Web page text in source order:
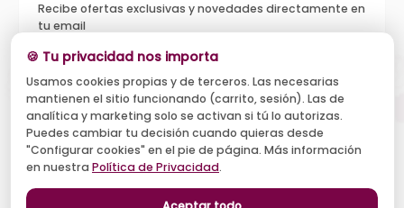
Recibe ofertas exclusivas y novedades directamente en
tu email
Acepto recibir novedades y ofertas, y el tratamiento de mi
email según la Política de Privacidad . Puedo darme de baja
cuando quiera.
Suscribirse
🍪 Tu privacidad nos importa
Usamos cookies propias y de terceros. Las necesarias
mantienen el sitio funcionando (carrito, sesión). Las de
analítica y marketing solo se activan si tú lo autorizas.
Puedes cambiar tu decisión cuando quieras desde
"Configurar cookies" en el pie de página. Más información
en nuestra Política de Privacidad.